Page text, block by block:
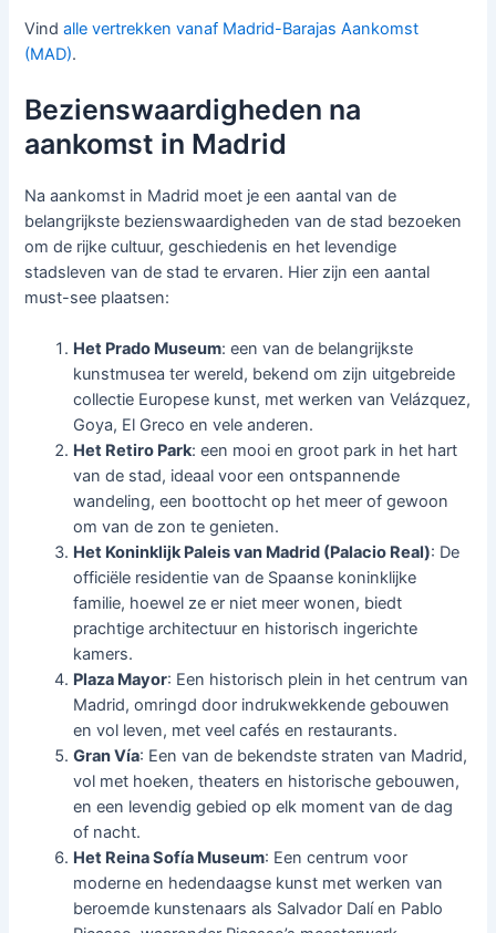
Vindalle vertrekken vanaf Madrid-Barajas Aankomst
(MAD).
Bezienswaardigheden na
aankomst in Madrid
Na aankomst in Madrid moet je een aantal van de
belangrijkste bezienswaardigheden van de stad bezoeken
om de rijke cultuur, geschiedenis en het levendige
stadsleven van de stad te ervaren. Hier zijn een aantal
must-see plaatsen:
Het Prado Museum: een van de belangrijkste
kunstmusea ter wereld, bekend om zijn uitgebreide
collectie Europese kunst, met werken van Velázquez,
Goya, El Greco en vele anderen.
Het Retiro Park: een mooi en groot park in het hart
van de stad, ideaal voor een ontspannende
wandeling, een boottocht op het meer of gewoon
om van de zon te genieten.
Het Koninklijk Paleis van Madrid (Palacio Real): De
officiële residentie van de Spaanse koninklijke
familie, hoewel ze er niet meer wonen, biedt
prachtige architectuur en historisch ingerichte
kamers.
Plaza Mayor: Een historisch plein in het centrum van
Madrid, omringd door indrukwekkende gebouwen
en vol leven, met veel cafés en restaurants.
Gran Vía: Een van de bekendste straten van Madrid,
vol met hoeken, theaters en historische gebouwen,
en een levendig gebied op elk moment van de dag
of nacht.
Het Reina Sofía Museum: Een centrum voor
moderne en hedendaagse kunst met werken van
beroemde kunstenaars als Salvador Dalí en Pablo